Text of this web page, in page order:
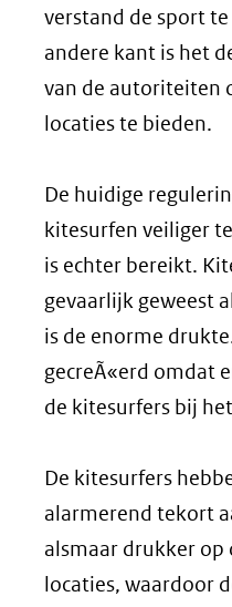
verstand de sport
andere kant is het
van de autoriteiten
locaties te bieden.
De huidige
kitesurfen veiliger
is echter bereikt.
gevaarlijk geweest
is de enorme
gecreÃ«erd omdat
de kitesurfers bij
De kitesurfers
alarmerend tekort
alsmaar drukker op
locaties, waardoor